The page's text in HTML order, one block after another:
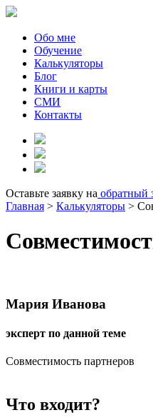
Обо мне
Обучение
Калькуляторы
Блог
Книги и карты
СМИ
Контакты
Оставьте заявку на обратный
Главная > Калькуляторы >
Мария Иванова
эксперт по данной теме
Совместимость партнеров
Что входит?